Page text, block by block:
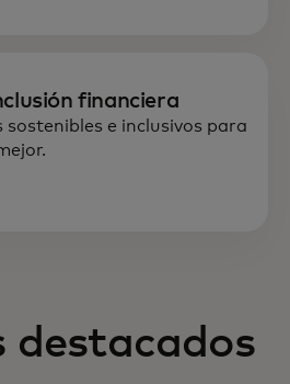
financiera
e inclusivos para
destacados